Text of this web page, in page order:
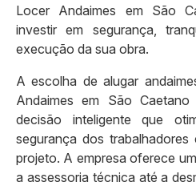
Locer Andaimes em São
investir em segurança,
execução da sua obra.
A escolha de alugar
Andaimes em São
decisão inteligente que
segurança dos
projeto. A empresa oferece
a assessoria técnica até a